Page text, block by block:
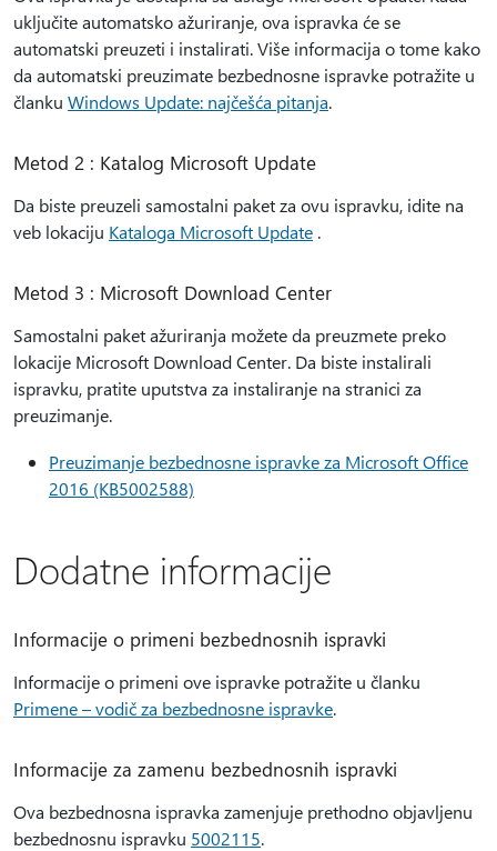
uključite automatsko ažuriranje, ova ispravka će se
automatski preuzeti i instalirati. Više informacija o tome kako
da automatski preuzimate bezbednosne ispravke potražite u
članku Windows Update: najčešća pitanja.
Metod 2 : Katalog Microsoft Update
Da biste preuzeli samostalni paket za ovu ispravku, idite na
veb lokaciju Kataloga Microsoft Update .
Metod 3 : Microsoft Download Center
Samostalni paket ažuriranja možete da preuzmete preko
lokacije Microsoft Download Center. Da biste instalirali
ispravku, pratite uputstva za instaliranje na stranici za
preuzimanje.
Preuzimanje bezbednosne ispravke za Microsoft Office
2016 (KB5002588)
Dodatne informacije
Informacije o primeni bezbednosnih ispravki
Informacije o primeni ove ispravke potražite u članku
Primene – vodič za bezbednosne ispravke.
Informacije za zamenu bezbednosnih ispravki
Ova bezbednosna ispravka zamenjuje prethodno objavljenu
bezbednosnu ispravku 5002115.